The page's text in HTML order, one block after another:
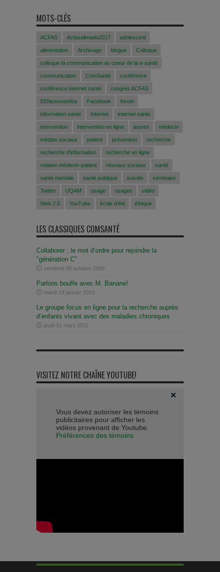
MOTS-CLÉS
ACFAS Acfasalimado2017 adolescent
alimentation Archivage blogue Colloque
colloque la communication au coeur de la e-santé
communication ComSanté conférence
conférence internet santé congrès ACFAS
EEfaussesinfos Facebook forum
information santé Internet internet santé
intervention intervention en ligne jeunes médecin
médias sociaux patient prévention recherche
recherche d'information recherche en ligne
relation médecin-patient réseaux sociaux santé
santé mentale santé publique suicide séminaire
Twitter UQAM usage usages vidéo
Web 2.0 YouTube école d'été éthique
LES CLASSIQUES COMSANTÉ
Collaborer : le mot d’ordre pour rejoindre la
"génération C"
vendredi 30 octobre 2009
Parlons bouffe avec M. Banane!
mardi 19 janvier 2010
Le groupe focus en ligne pour la recherche auprès
d’enfants vivant avec des maladies chroniques
jeudi 31 mars 2011
VISITEZ NOTRE CHAÎNE YOUTUBE!
Vous devez autoriser les témoins
publicitaires pour afficher les
vidéos provenant de Youtube.
Préférences des témoins